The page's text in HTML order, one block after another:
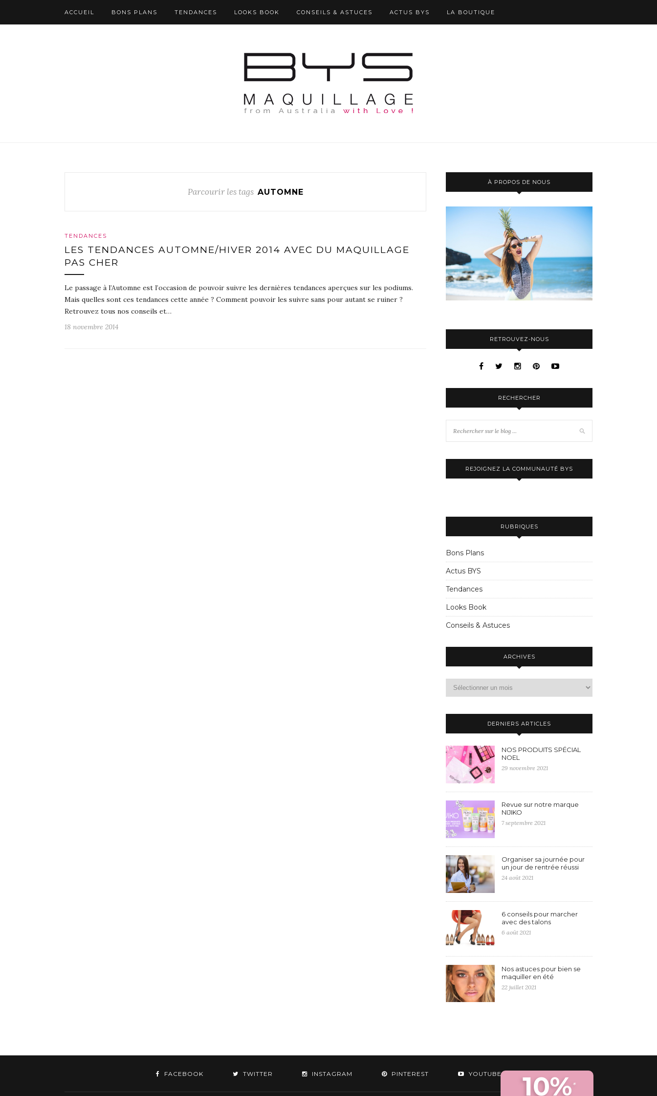
ACCUEIL BONS PLANS TENDANCES LOOKS BOOK CONSEILS & ASTUCES ACTUS BYS LA BOUTIQUE
Parcourir les tags AUTOMNE
TENDANCES
LES TENDANCES AUTOMNE/HIVER 2014 AVEC DU MAQUILLAGE
PAS CHER
Le passage à l’Automne est l’occasion de pouvoir suivre les dernières tendances aperçues sur les podiums.
Mais quelles sont ces tendances cette année ? Comment pouvoir les suivre sans pour autant se ruiner ?
Retrouvez tous nos conseils et…
18 novembre 2014
À PROPOS DE NOUS
RETROUVEZ-NOUS
RECHERCHER
REJOIGNEZ LA COMMUNAUTÉ BYS
RUBRIQUES
Bons Plans
Actus BYS
Tendances
Looks Book
Conseils & Astuces
ARCHIVES
DERNIERS ARTICLES
NOS PRODUITS SPÉCIAL
NOEL
29 novembre 2021
Revue sur notre marque
NIJIKO
7 septembre 2021
Organiser sa journée pour
un jour de rentrée réussi
24 août 2021
6 conseils pour marcher
avec des talons
6 août 2021
Nos astuces pour bien se
maquiller en été
22 juillet 2021
FACEBOOK TWITTER INSTAGRAM PINTEREST YOUTUBE 10%*